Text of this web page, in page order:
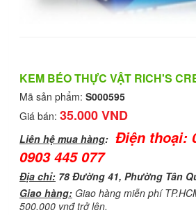
KEM BÉO THỰC VẬT RICH'S
Mã sản phẩm: S000595
Giá bán: 35.000 VND
Liên hệ mua hàng: Điện thoại:
0903 445 077
Địa chỉ: 78 Đường 41, Phường Tân
Giao hàng: Giao hàng miễn phí
500.000 vnđ trở lên.